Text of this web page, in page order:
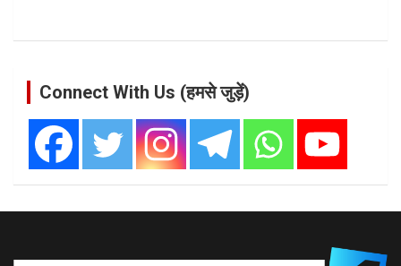
Connect With Us (हमसे जुड़ें)